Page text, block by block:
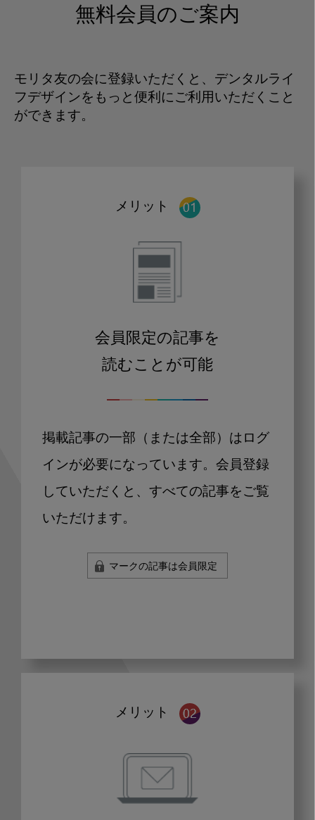
無料会員のご案内
モリタ友の会に登録いただくと、デンタルライ
フデザインをもっと便利にご利用いただくこと
ができます。
メリット
会員限定の記事を
読むことが可能
掲載記事の一部（または全部）はログ
インが必要になっています。会員登録
していただくと、すべての記事をご覧
いただけます。
マークの記事は会員限定
メリット